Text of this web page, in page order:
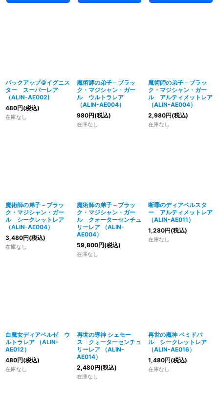
バックアップ＠イグニス
ター スーパーレア
（ALIN-AE002)
480円(税込)
在庫なし
魔術師の弟子－ブラッ
ク・マジシャン・ガー
ル ウルトラレア
（ALIN-AE004）
980円(税込)
在庫なし
魔術師の弟子－ブラッ
ク・マジシャン・ガー
ル アルティメットレア
（ALIN-AE004）
2,980円(税込)
在庫なし
魔術師の弟子－ブラッ
ク・マジシャン・ガー
ル シークレットレア
（ALIN-AE004）
3,480円(税込)
在庫なし
魔術師の弟子－ブラッ
ク・マジシャン・ガー
ル クォーターセンチュ
リーレア （ALIN-
AE004）
59,800円(税込)
在庫なし
断罪のディアベルスタ
ー アルティメットレア
（ALIN-AE011）
1,280円(税込)
在庫なし
白魔女ディアベルゼ ウ
ルトラレア （ALIN-
AE012）
480円(税込)
在庫なし
再世の導神 シェモー
ス クォーターセンチュ
リーレア （ALIN-
AE014）
2,480円(税込)
在庫なし
再世の魔神 ベミドバ
ル シークレットレア
（ALIN-AE016）
1,480円(税込)
在庫なし